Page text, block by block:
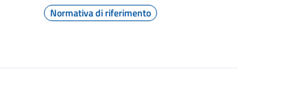
Normativa di riferimento